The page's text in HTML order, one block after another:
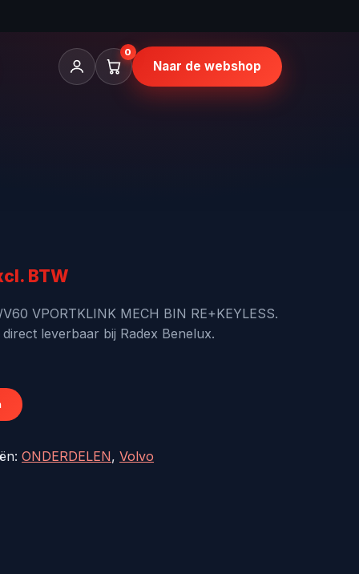
0
Naar de webshop
BTW
VPORTKLINK MECH BIN RE+KEYLESS.
leverbaar bij Radex Benelux.
ONDERDELEN,Volvo